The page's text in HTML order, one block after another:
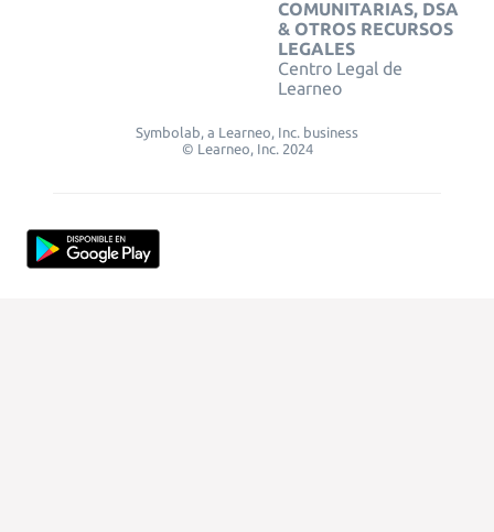
COMUNITARIAS, DSA
& OTROS RECURSOS
LEGALES
Centro Legal de
Learneo
Symbolab, a Learneo, Inc. business
© Learneo, Inc. 2024